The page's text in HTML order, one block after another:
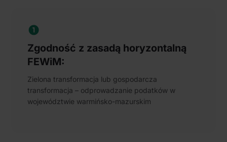
Zgodność z zasadą horyzontalną
FEWiM:
Zielona transformacja lub gospodarcza
transformacja – odprowadzanie podatków w
województwie warmińsko-mazurskim